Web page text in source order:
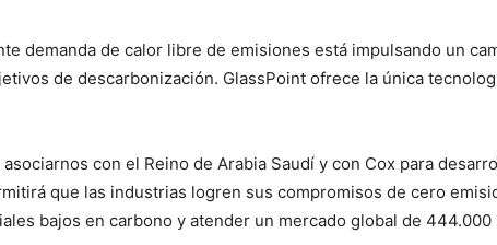
demanda de calor libre de emisiones está impulsando un
de descarbonización. GlassPoint ofrece la única
con el Reino de Arabia Saudí y con Cox para
que las industrias logren sus compromisos de cero
bajos en carbono y atender un mercado global de 444.000